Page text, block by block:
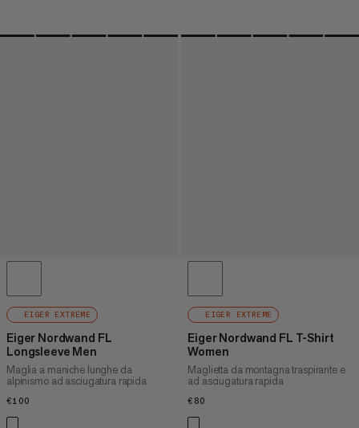
EIGER EXTREME
Eiger Nordwand FL
Longsleeve Men
Maglia a maniche lunghe da
alpinismo ad asciugatura rapida
€100
EIGER EXTREME
Eiger Nordwand FL T-Shirt
Women
Maglietta da montagna traspirante e
ad asciugatura rapida
€80